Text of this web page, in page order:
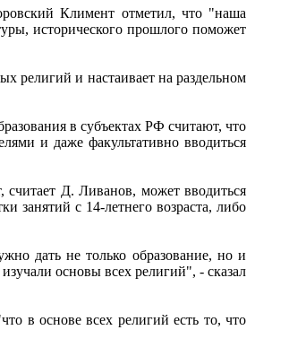
Климент отметил, что "наша
исторического прошлого поможет
религий и настаивает на раздельном
в субъектах РФ считают, что
и даже факультативно вводиться
Д. Ливанов, может вводиться
занятий с 14-летнего возраста, либо
дать не только образование, но и
основы всех религий", - сказал
в основе всех религий есть то, что